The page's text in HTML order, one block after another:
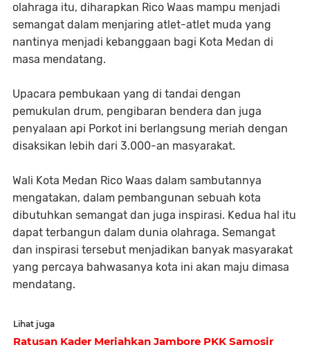
olahraga itu, diharapkan Rico Waas mampu menjadi
semangat dalam menjaring atlet-atlet muda yang
nantinya menjadi kebanggaan bagi Kota Medan di
masa mendatang.
Upacara pembukaan yang di tandai dengan
pemukulan drum, pengibaran bendera dan juga
penyalaan api Porkot ini berlangsung meriah dengan
disaksikan lebih dari 3.000-an masyarakat.
Wali Kota Medan Rico Waas dalam sambutannya
mengatakan, dalam pembangunan sebuah kota
dibutuhkan semangat dan juga inspirasi. Kedua hal itu
dapat terbangun dalam dunia olahraga. Semangat
dan inspirasi tersebut menjadikan banyak masyarakat
yang percaya bahwasanya kota ini akan maju dimasa
mendatang.
Lihat juga
Ratusan Kader Meriahkan Jambore PKK Samosir